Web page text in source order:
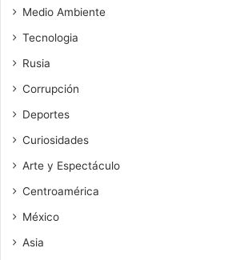
Medio Ambiente
Tecnologia
Rusia
Corrupción
Deportes
Curiosidades
Arte y Espectáculo
Centroamérica
México
Asia